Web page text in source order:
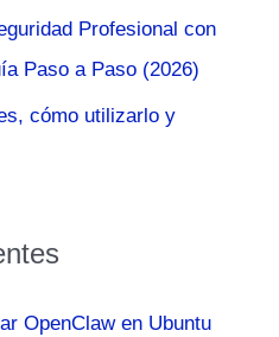
Profesional con
Paso a Paso (2026)
cómo utilizarlo y
OpenClaw en Ubuntu